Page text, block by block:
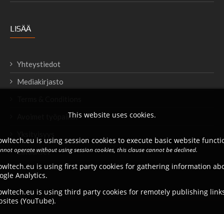
LISÄÄ
Yhteystiedot
Mediakirjasto
Avoimet työpaikat
Lataukset
This website uses cookies.
is using session cookies to execute basic website
operate without using session cookies, this clause cannot be declined.
is using first party cookies for gathering information
Analytics.
is using third party cookies for remotely publishing
(YouTube).